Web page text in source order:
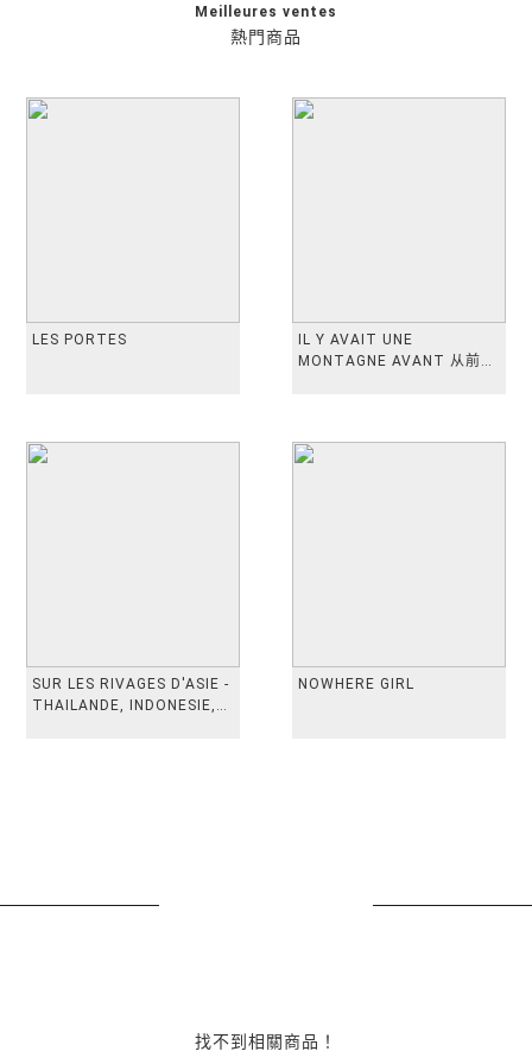
熱門商品
Meilleures ventes
LES PORTES
IL Y AVAIT UNE
MONTAGNE AVANT 从前有
SUR LES RIVAGES D'ASIE -
THAILANDE, INDONESIE,
NOWHERE GIRL
找不到相關商品！